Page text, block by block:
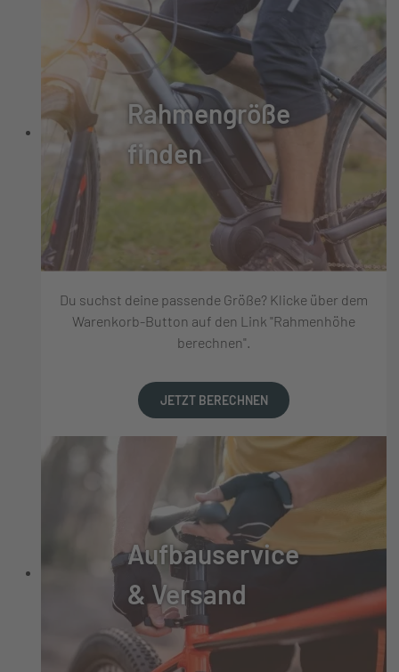
Rahmengröße
finden
Du suchst deine passende Größe? Klicke über dem
Warenkorb-Button auf den Link "Rahmenhöhe
berechnen".
JETZT BERECHNEN
Aufbauservice
& Versand